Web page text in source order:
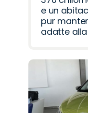
e un
pur
adatte